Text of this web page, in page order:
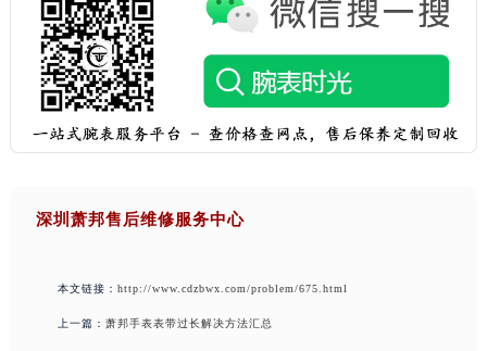
深圳萧邦售后维修服务中心
本文链接： http://www.cdzbwx.com/problem/675.html
上一篇： 萧邦手表表带过长解决方法汇总